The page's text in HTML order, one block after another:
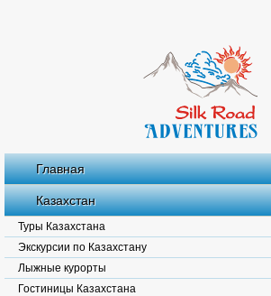
Главная
Казахстан
Туры Казахстана
Экскурсии по Казахстану
Лыжные курорты
Гостиницы Казахстана